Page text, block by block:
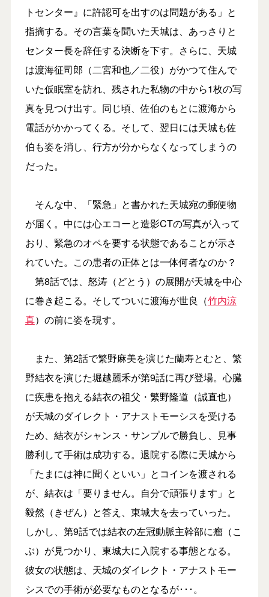
トセンター』に許認可を出すのは問題がある」と
指摘する。その言葉を聞いた天城は、あっさりと
センター長を辞任する決断を下す。さらに、天城
は渡海征司郎（二宮和也／二役）がかつて住んで
いた仮眠室を訪れ、残された私物の中から1枚の写
真を見つけ出す。同じ頃、佐伯のもとに渡海から
電話がかかってくる。そして、翌日には天城も佐
伯も姿を消し、行方が分からなくなってしまうの
だった。
そんな中、「緊急」と書かれた天城宛の郵便物
が届く。中には心エコーと造影CTの写真が入って
おり、緊急のオペを要する状態であることが示さ
れていた。この患者の正体とは一体何者なのか？
第8話では、怒涛（どとう）の展開が天城を中心
に巻き起こる。そしてついに渡海が世良（竹内涼
真）の前に姿を現す。
また、第2話で繁野麻美を演じた蘭寿とむと、繁
野結衣を演じた堀越麗禾が第9話に再び登場。心臓
に疾患を抱える結衣の祖父・繁野隆道（誠直也）
が天城のダイレクト・アナストモーシスを受ける
ため、結衣がシャンス・サンプルで勝負し、見事
勝利して手術は成功する。退院する際に天城から
「たまには神に聞くといい」とコインを渡される
が、結衣は「要りません。自分で頑張ります」と
毅然（きぜん）と答え、東城大を去っていった。
しかし、第9話では結衣の左冠動脈主幹部に瘤（こ
ぶ）が見つかり、東城大に入院する事態となる。
彼女の状態は、天城のダイレクト・アナストモー
シスでの手術が必要なものとなるが･･･。